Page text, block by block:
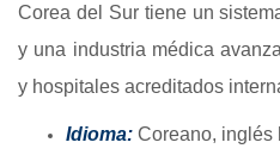
Corea del Sur tiene un
y una industria médica
y hospitales acreditados
Idioma: Coreano, inglés